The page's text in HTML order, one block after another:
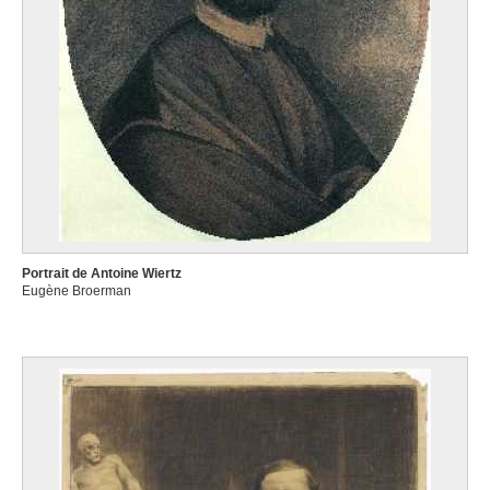
Maastricht (Pays-Bas) 1937
Bailly David
Leiden (Pays-Bas) 1584 - 1657
Baj Enrico
Milan (Italie) 1924 - Vergiate (Italie) 2003
Baldung Grien Hans
Schwäbisch Gmünd, Baden-Württemberg (Allemagne) 1484/85 -
Strasbourg, Bas-Rhin (France) 1545
Vérone (Italie) 1666 - 1740
Ballavoine Jules-Frédéric
Paris (France) 1855 - 1901
Paris (France) 1949
Baltens Pieter
Bandinelli Baccio
Florence (Italie) 1493 - 1560
Eugène Broerman